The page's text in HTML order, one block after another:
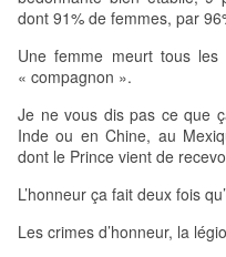
dont 91% de femmes, par
Une femme meurt tous
« compagnon ».
Je ne vous dis pas ce que
Inde ou en Chine, au
dont le Prince vient de
L’honneur ça fait deux fois
Les crimes d’honneur, la